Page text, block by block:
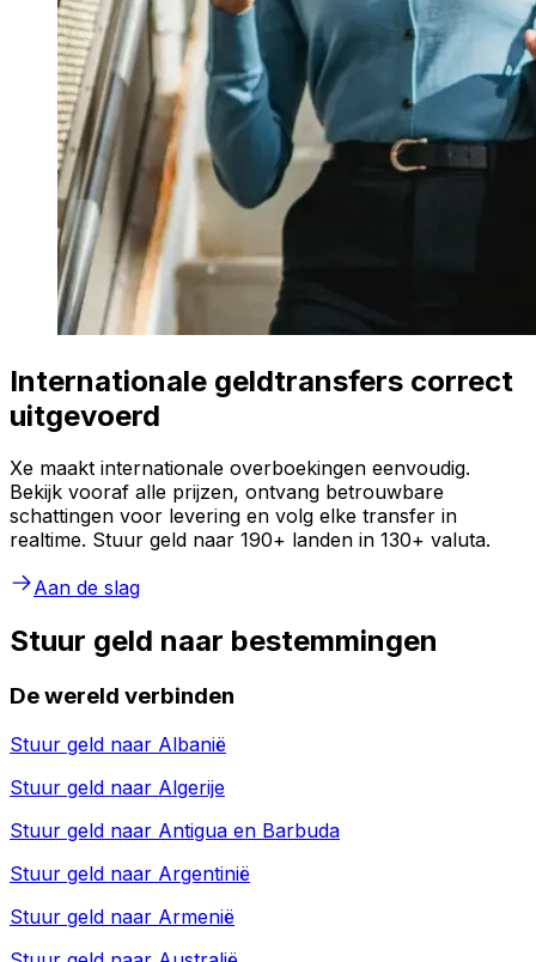
Internationale geldtransfers correct
uitgevoerd
Xe maakt internationale overboekingen eenvoudig.
Bekijk vooraf alle prijzen, ontvang betrouwbare
schattingen voor levering en volg elke transfer in
realtime. Stuur geld naar 190+ landen in 130+ valuta.
Aan de slag
Stuur geld naar bestemmingen
De wereld verbinden
Stuur geld naar Albanië
Stuur geld naar Algerije
Stuur geld naar Antigua en Barbuda
Stuur geld naar Argentinië
Stuur geld naar Armenië